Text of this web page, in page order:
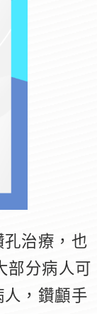
治療，也
部分病人可
，鑽顱手